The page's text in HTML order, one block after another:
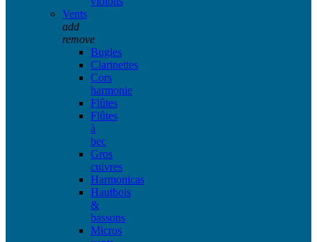
Vents
add
remove
Bugles
Clarinettes
Cors
harmonie
Flûtes
Flûtes
à
bec
Gros
cuivres
Harmonicas
Hautbois
&
bassons
Micros